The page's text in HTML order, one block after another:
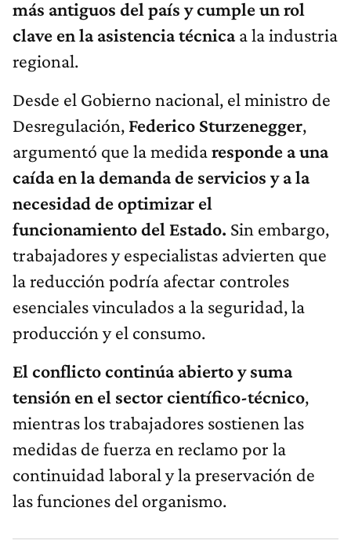
más antiguos del país y cumple un rol
clave en la asistencia técnicaa la industria
regional.
Desde el Gobierno nacional, el ministro de
Desregulación, Federico Sturzenegger,
argumentó que la medidaresponde a una
caída en la demanda de servicios y a la
necesidad de optimizar el
funcionamiento del Estado. Sin embargo,
trabajadores y especialistas advierten que
la reducción podría afectar controles
esenciales vinculados a la seguridad, la
producción y el consumo.
El conflicto continúa abierto y suma
tensión en el sector científico-técnico,
mientras los trabajadores sostienen las
medidas de fuerza en reclamo por la
continuidad laboral y la preservación de
las funciones del organismo.